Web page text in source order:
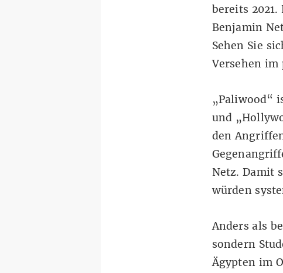
bereits
Benjamin
Sehen Sie
Versehen im
„Paliwood“
und
den
Netz. Damit
würden
Anders als
sondern
Ägypten im